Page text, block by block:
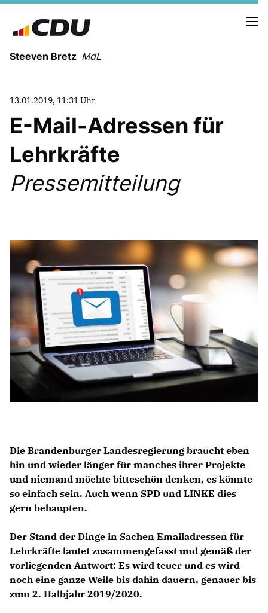
Steeven Bretz MdL
WAHLKREISBESUCHE
PRESSEFOTOS
MEIN BÜRGERBÜRO
ZIELE
Redebeiträge
Anträge CDU
Kleine Anfragen
CDU Deutschland
CDU Fraktion im Brandenburger Landtag
CDU Brandenburg
CDU Potsdam
13.01.2019, 11:31 Uhr
E-Mail-Adressen für
Lehrkräfte
Pressemitteilung
Die Brandenburger Landesregierung braucht eben
hin und wieder länger für manches ihrer Projekte
und niemand möchte bitteschön denken, es könnte
so einfach sein. Auch wenn SPD und LINKE dies
gern behaupten.
Der Stand der Dinge in Sachen Emailadressen für
Lehrkräfte lautet zusammengefasst und gemäß der
vorliegenden Antwort: Es wird teuer und es wird
noch eine ganze Weile bis dahin dauern, genauer bis
zum 2. Halbjahr 2019/2020.